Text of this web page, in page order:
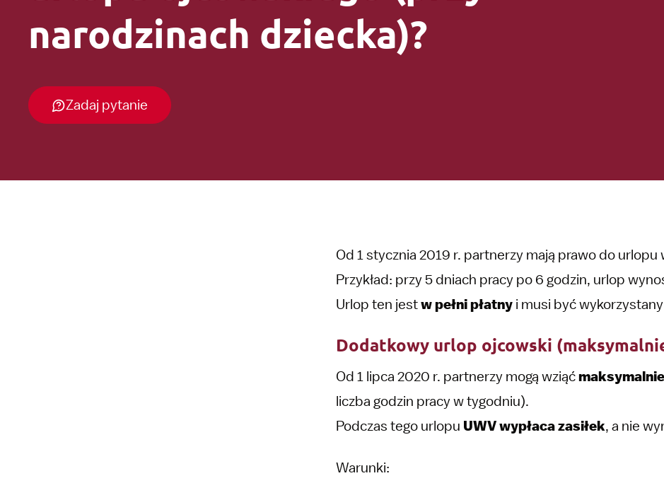
narodzinach dziecka)?
Zadaj pytanie
Od 1 stycznia 2019 r. partnerzy mają prawo do urlopu
Przykład: przy 5 dniach pracy po 6 godzin, urlop
Urlop ten jestw pełni płatnyi musi być wykorzystany
Dodatkowy urlop ojcowski
Od 1 lipca 2020 r. partnerzy mogą wziąć
liczba godzin pracy w tygodniu).
Podczas tego urlopu UWV wypłaca zasiłek, a nie
Warunki: